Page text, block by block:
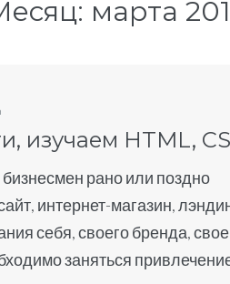
марта
изучаем HTML,
рано или поздно
интернет-магазин,
себя, своего бренда,
заняться